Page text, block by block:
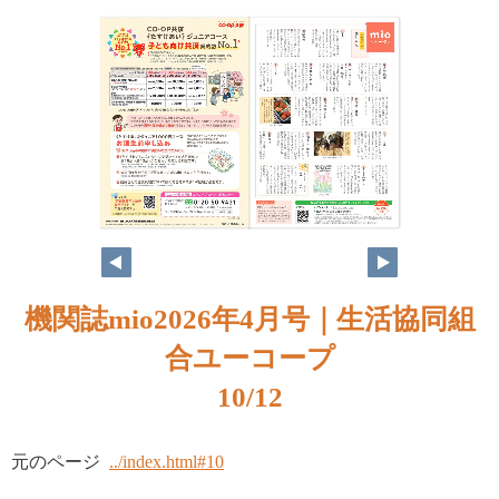
機関誌mio2026年4月号｜生活協同組
合ユーコープ
10/12
元のページ ../index.html#10